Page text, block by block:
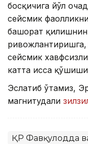
босқичига йўл
сейсмик
башорат
сейсмик
катта ҳисса
Эслатиб ўтамиз,
магнитудали
ҚР Фавқулодда